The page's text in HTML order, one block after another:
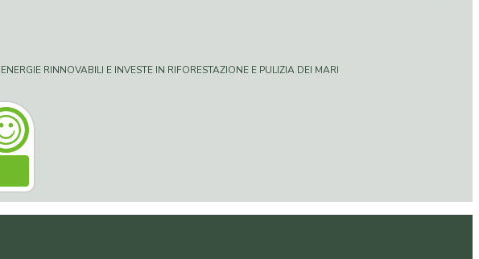
RINNOVABILI E INVESTE IN RIFORESTAZIONE E PULIZIA DEI MARI